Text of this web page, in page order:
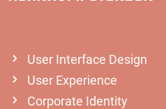
User Interface Design
User Experience
Corporate Identity